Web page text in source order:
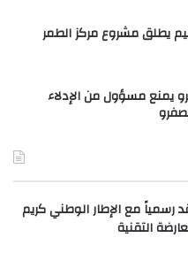
يطلق مشروع مركز الطمر
يمنع مسؤول من الإدلاء
رسمياً مع الإطار الوطني كريم
التقنية